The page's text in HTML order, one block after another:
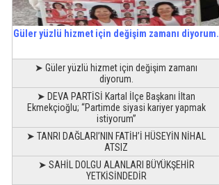
Güler yüzlü hizmet için değişim zamanı diyorum.
➤ Güler yüzlü hizmet için değişim zamanı
diyorum.
➤ DEVA PARTİSİ Kartal İlçe Başkanı İltan
Ekmekçioğlu; “Partimde siyasi kariyer yapmak
istiyorum”
➤ TANRI DAĞLARI’NIN FATİH’İ HÜSEYİN NİHAL
ATSIZ
➤ SAHİL DOLGU ALANLARI BÜYÜKŞEHİR
YETKİSİNDEDİR